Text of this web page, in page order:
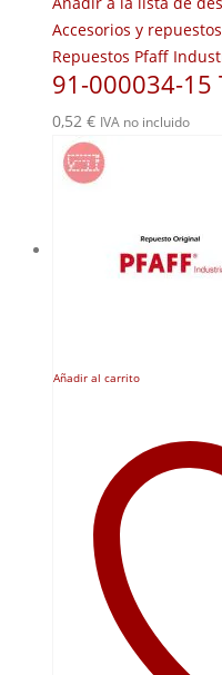
Accesorios y repuestos
Repuestos Pfaff
91-000034-15
0,52 € IVA no incluido
Añadir al carrito